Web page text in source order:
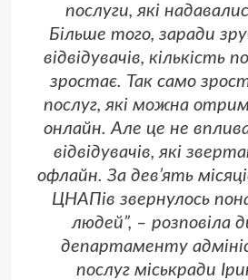
послуги, які
Більше того, заради
відвідувачів, кількість
зростає. Так само
послуг, які можна
онлайн. Але це не
відвідувачів, які
офлайн. За дев’ять
ЦНАПів звернулось
людей”, – розповіла
департаменту
послуг міськради